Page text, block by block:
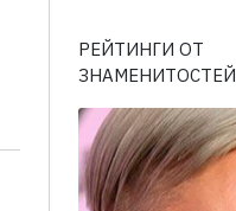
РЕЙТИНГИ ОТ
ЗНАМЕНИТОСТЕЙ